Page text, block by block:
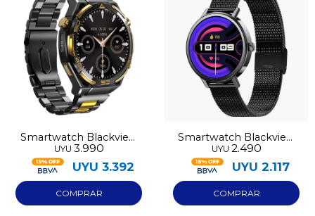
Smartwatch Blackview
W90 Pro
UYU 3.990
UYU 3.392
Smartwatch Blackview
X30
UYU 2.490
UYU 2.117